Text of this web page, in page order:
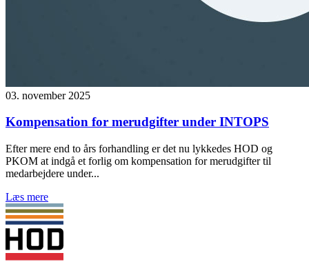
03. november 2025
Kompensation for merudgifter under INTOPS
Efter mere end to års forhandling er det nu lykkedes HOD og
PKOM at indgå et forlig om kompensation for merudgifter til
medarbejdere under...
Læs mere